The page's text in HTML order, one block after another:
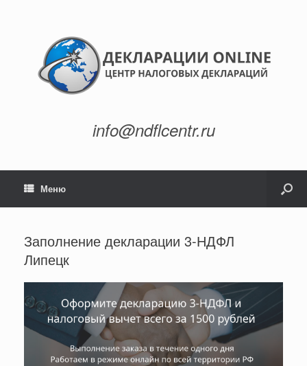
info@ndflcentr.ru
Меню
Заполнение декларации 3-НДФЛ
Липецк